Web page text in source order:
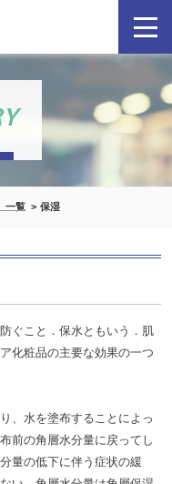
一覧 保湿
ぐこと．保水ともいう．肌
化粧品の主要な効果の一つ
、水を塗布することによっ
前の角層水分量に戻ってし
量の低下に伴う症状の緩